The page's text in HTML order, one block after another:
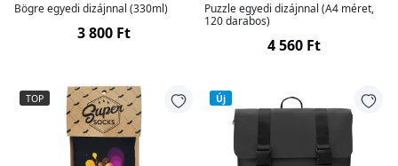
Bögre egyedi dizájnnal (330ml)
3 800 Ft
Puzzle egyedi dizájnnal (A4 méret,
120 darabos)
4 560 Ft
TOP Új